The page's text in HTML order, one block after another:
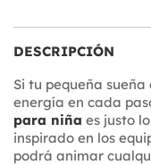
DESCRIPCIÓN
Si tu pequeña
energía en cada
para niña es justo
inspirado en los
podrá animar